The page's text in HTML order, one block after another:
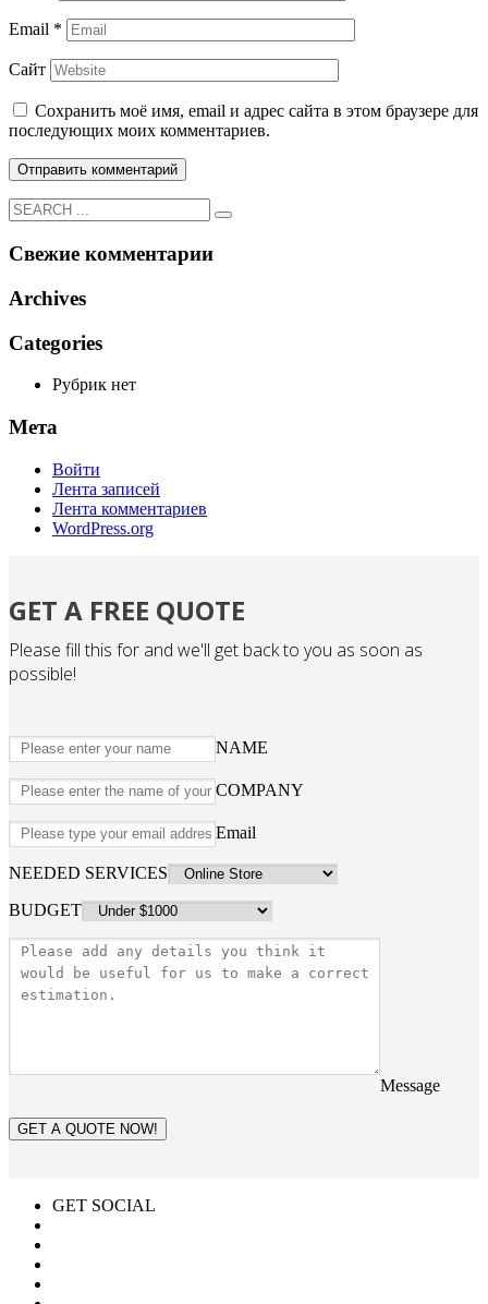
Email *
Сайт
Сохранить моё имя, email и адрес сайта в этом браузере для
последующих моих комментариев.
Свежие комментарии
Archives
Categories
Рубрик нет
Мета
Войти
Лента записей
Лента комментариев
WordPress.org
GET A FREE QUOTE
Please fill this for and we'll get back to you as soon as
possible!
NAME
COMPANY
Email
NEEDED SERVICES
BUDGET
Message
GET A QUOTE NOW!
GET SOCIAL